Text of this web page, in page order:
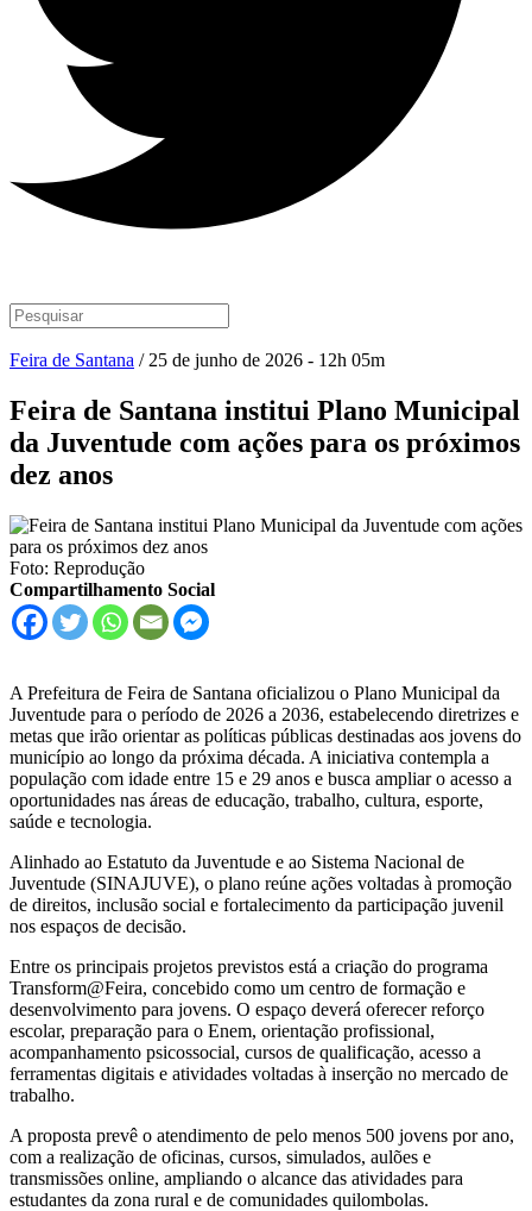
Feira de Santana / 25 de junho de 2026 - 12h 05m
Feira de Santana institui Plano Municipal
da Juventude com ações para os próximos
dez anos
Foto: Reprodução
Compartilhamento Social
A Prefeitura de Feira de Santana oficializou o Plano Municipal da
Juventude para o período de 2026 a 2036, estabelecendo diretrizes e
metas que irão orientar as políticas públicas destinadas aos jovens do
município ao longo da próxima década. A iniciativa contempla a
população com idade entre 15 e 29 anos e busca ampliar o acesso a
oportunidades nas áreas de educação, trabalho, cultura, esporte,
saúde e tecnologia.
Alinhado ao Estatuto da Juventude e ao Sistema Nacional de
Juventude (SINAJUVE), o plano reúne ações voltadas à promoção
de direitos, inclusão social e fortalecimento da participação juvenil
nos espaços de decisão.
Entre os principais projetos previstos está a criação do programa
Transform@Feira, concebido como um centro de formação e
desenvolvimento para jovens. O espaço deverá oferecer reforço
escolar, preparação para o Enem, orientação profissional,
acompanhamento psicossocial, cursos de qualificação, acesso a
ferramentas digitais e atividades voltadas à inserção no mercado de
trabalho.
A proposta prevê o atendimento de pelo menos 500 jovens por ano,
com a realização de oficinas, cursos, simulados, aulões e
transmissões online, ampliando o alcance das atividades para
estudantes da zona rural e de comunidades quilombolas.